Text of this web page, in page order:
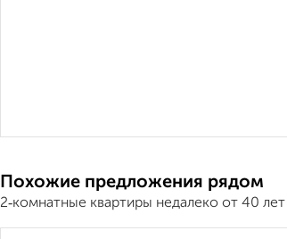
Похожие предложения рядом
2‑комнатные квартиры недалеко от 40